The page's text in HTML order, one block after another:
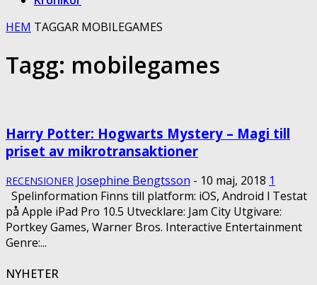
HEM TAGGAR MOBILEGAMES
Tagg: mobilegames
Harry Potter: Hogwarts Mystery – Magi till
priset av mikrotransaktioner
RECENSIONER Josephine Bengtsson - 10 maj, 2018 1
Spelinformation Finns till platform: iOS, Android l Testat
på Apple iPad Pro 10.5 Utvecklare: Jam City Utgivare:
Portkey Games, Warner Bros. Interactive Entertainment
Genre:...
NYHETER